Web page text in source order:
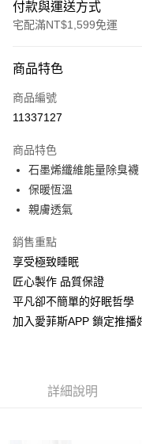
付款與運送方式
宅配滿NT$1,599免運
信用卡一次付款
LINE Pay
街口支付
悠遊付
全盈+PAY
物流宅配
商品特色
商品編號
11337127
商品特色
石墨烯纖維能量除臭襪
保暖恆溫
親膚透氣
銷售重點
享受極致睡眠
匠心製作 品質保證
平凡卻不簡單的好眠哲學
加入愛菲斯APP 鎖定推播
詳細說明